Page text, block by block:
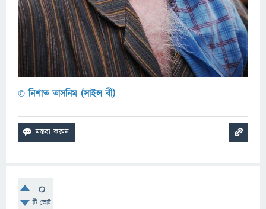
© নিশাত তাসনিম (সাইন্স বী)
0
টি ভোট